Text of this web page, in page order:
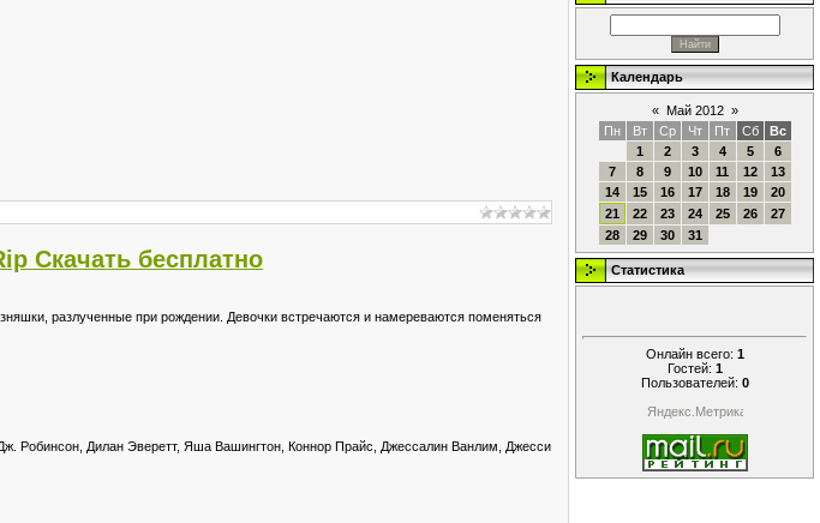
Скачать бесплатно
разлученные при рождении. Девочки встречаются и намереваются поменяться
Робинсон, Дилан Эверетт, Яша Вашингтон, Коннор Прайс, Джессалин Ванлим, Джесси
Календарь
« Май 2012 »
Пн
Вт Ср Чт Пт Сб
Вс
1
2 3 4 5
6
7
8 9 10 11 12
13
14
15 16 17 18 19
20
21
22 23 24 25 26
27
28
29 30 31
Статистика
Онлайн всего: 1
Гостей: 1
Пользователей: 0